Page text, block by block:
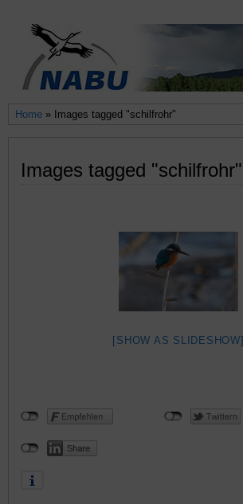
Home » Images tagged "schilfrohr"
Images tagged "schilfrohr"
[SHOW AS SLIDESHOW]